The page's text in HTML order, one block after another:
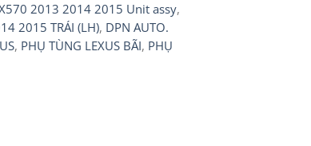
2013 2014 2015 Unit assy,
2015 TRÁI (LH), DPN AUTO.
, PHỤ TÙNG LEXUS BÃI, PHỤ